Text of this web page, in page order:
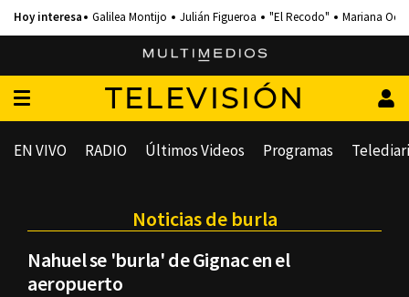
Galilea Montijo Julián Figueroa "El Recodo" Mariana
TELEVISIÓN
EN VIVO RADIO Últimos Videos Programas
Noticias de burla
Nahuel se 'burla' de Gignac en el
aeropuerto